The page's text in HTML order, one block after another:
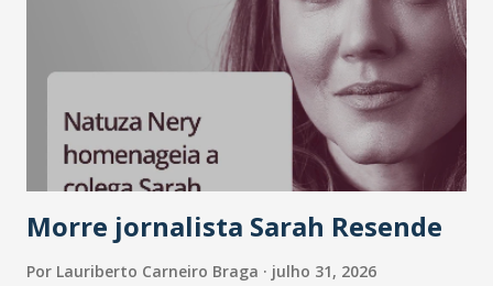
Morre jornalista Sarah Resende
Por Lauriberto Carneiro Braga julho 31, 2026